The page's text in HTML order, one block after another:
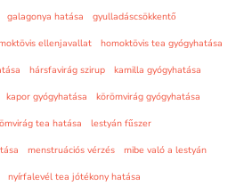
galagonya hatása
gyulladáscsökkentő
ellenjavallat
homoktövis tea gyógyhatása
hársfavirág szirup
kamilla gyógyhatása
kapor gyógyhatása
körömvirág gyógyhatása
tea hatása
lestyán fűszer
menstruációs vérzés
mibe való a lestyán
nyírfalevél tea jótékony hatása